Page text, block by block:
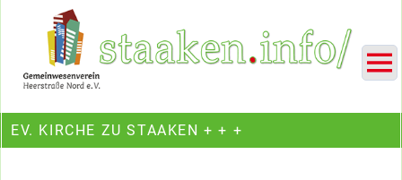
Ein Projekt des Gemeinwesenvereins Heerstraße Nord
EV. KIRCHE ZU STAAKEN + + +